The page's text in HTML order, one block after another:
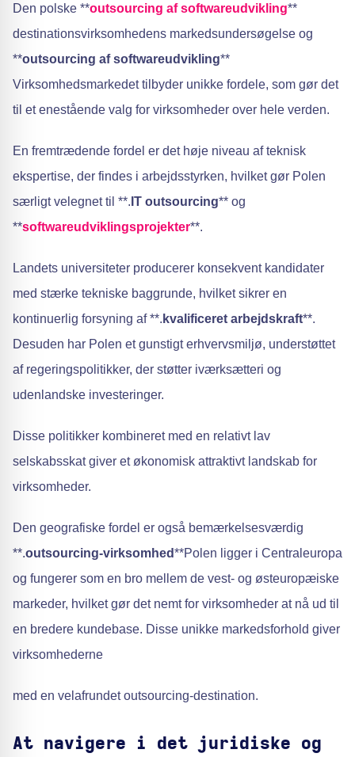
Den polske **outsourcing af softwareudvikling**
destinationsvirksomhedens markedsundersøgelse og
**outsourcing af softwareudvikling**
Virksomhedsmarkedet tilbyder unikke fordele, som gør det
til et enestående valg for virksomheder over hele verden.
En fremtrædende fordel er det høje niveau af teknisk
ekspertise, der findes i arbejdsstyrken, hvilket gør Polen
særligt velegnet til **. IT outsourcing** og
**softwareudviklingsprojekter**.
Landets universiteter producerer konsekvent kandidater
med stærke tekniske baggrunde, hvilket sikrer en
kontinuerlig forsyning af **. kvalificeret arbejdskraft**.
Desuden har Polen et gunstigt erhvervsmiljø, understøttet
af regeringspolitikker, der støtter iværksætteri og
udenlandske investeringer.
Disse politikker kombineret med en relativt lav
selskabsskat giver et økonomisk attraktivt landskab for
virksomheder.
Den geografiske fordel er også bemærkelsesværdig
**.outsourcing-virksomhed**Polen ligger i Centraleuropa
og fungerer som en bro mellem de vest- og østeuropæiske
markeder, hvilket gør det nemt for virksomheder at nå ud til
en bredere kundebase. Disse unikke markedsforhold giver
virksomhederne
med en velafrundet outsourcing-destination.
At navigere i det juridiske og